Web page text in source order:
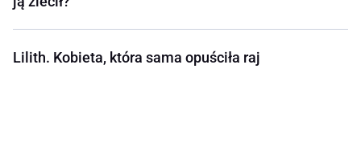
Lilith. Kobieta, która sama opuściła raj